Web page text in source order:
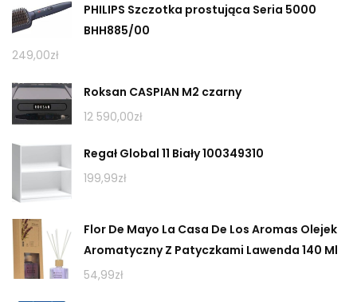
PHILIPS Szczotka prostująca Seria 5000
BHH885/00
249,00zł
Roksan CASPIAN M2 czarny
12 590,00zł
Regał Global 11 Biały 100349310
199,99zł
Flor De Mayo La Casa De Los Aromas Olejek
Aromatyczny Z Patyczkami Lawenda 140 Ml
54,99zł